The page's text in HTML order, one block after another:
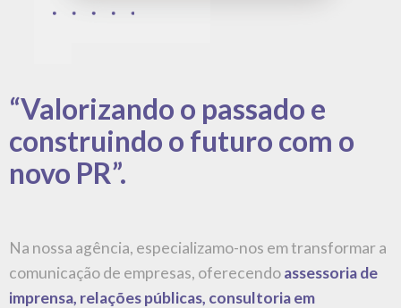
“Valorizando o passado e
construindo o futuro com o
novo PR”.
Na nossa agência, especializamo-nos em transformar a
comunicação de empresas, oferecendoassessoria de
imprensa, relações públicas, consultoria em